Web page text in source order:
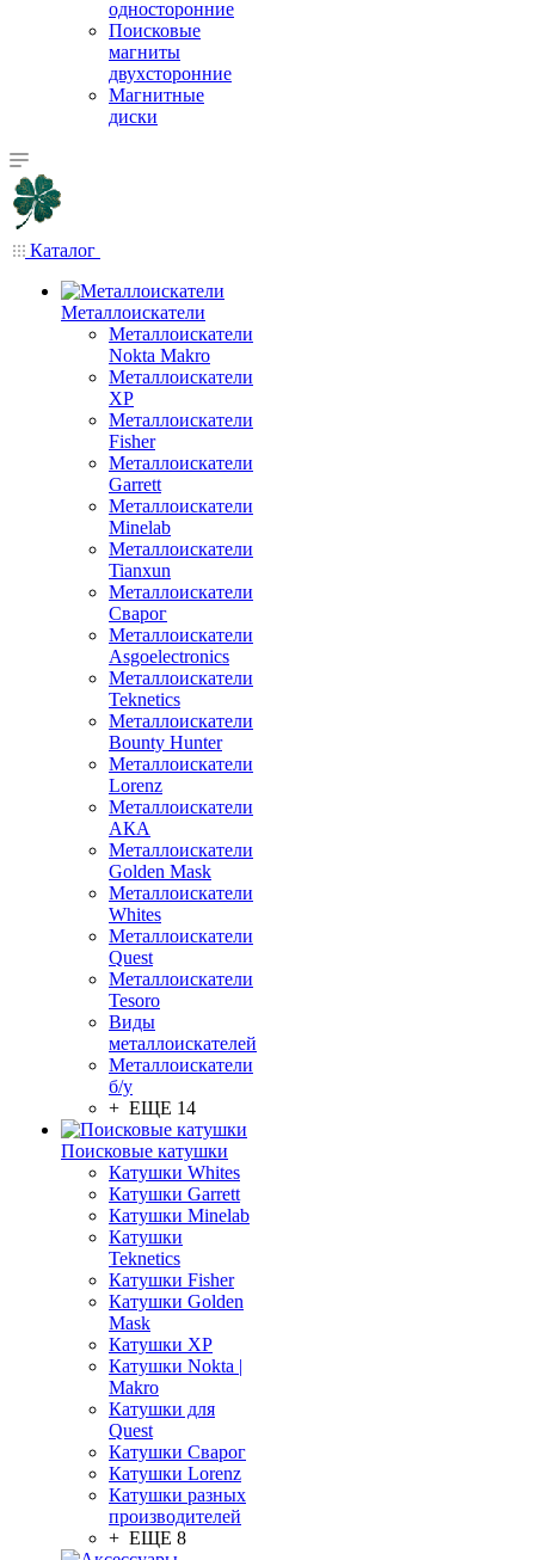
односторонние
Поисковые
магниты
двухсторонние
Магнитные
диски
Каталог
Металлоискатели
Металлоискатели
Nokta Makro
Металлоискатели
XP
Металлоискатели
Fisher
Металлоискатели
Garrett
Металлоискатели
Minelab
Металлоискатели
Tianxun
Металлоискатели
Сварог
Металлоискатели
Asgoelectronics
Металлоискатели
Teknetics
Металлоискатели
Bounty Hunter
Металлоискатели
Lorenz
Металлоискатели
АКА
Металлоискатели
Golden Mask
Металлоискатели
Whites
Металлоискатели
Quest
Металлоискатели
Tesoro
Виды
металлоискателей
Металлоискатели
б/у
+ ЕЩЕ 14
Поисковые катушки
Катушки Whites
Катушки Garrett
Катушки Minelab
Катушки
Teknetics
Катушки Fisher
Катушки Golden
Mask
Катушки XP
Катушки Nokta |
Makro
Катушки для
Quest
Катушки Сварог
Катушки Lorenz
Катушки разных
производителей
+ ЕЩЕ 8